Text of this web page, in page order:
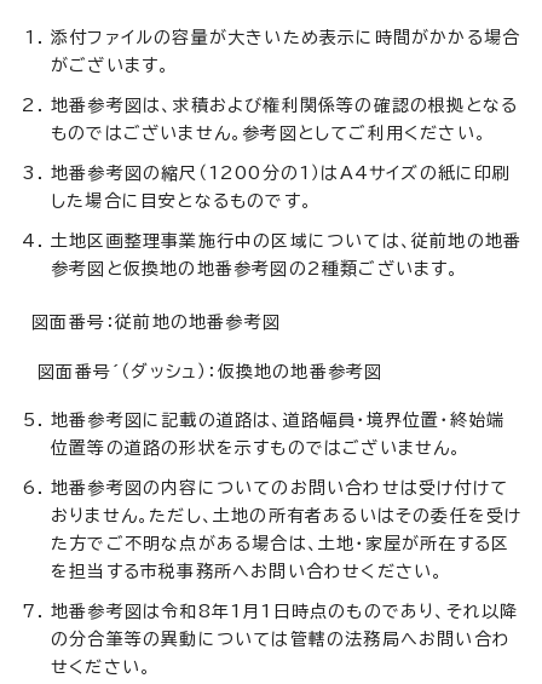
添付ファイルの容量が大きいため表示に時間がかかる場合
がございます。
地番参考図は、求積および権利関係等の確認の根拠となる
ものではございません。参考図としてご利用ください。
地番参考図の縮尺（1200分の1）はA4サイズの紙に印刷
した場合に目安となるものです。
土地区画整理事業施行中の区域については、従前地の地番
参考図と仮換地の地番参考図の2種類ございます。
図面番号：従前地の地番参考図
図面番号´（ダッシュ）：仮換地の地番参考図
地番参考図に記載の道路は、道路幅員・境界位置・終始端
位置等の道路の形状を示すものではございません。
地番参考図の内容についてのお問い合わせは受け付けて
おりません。ただし、土地の所有者あるいはその委任を受け
た方でご不明な点がある場合は、土地・家屋が所在する区
を担当する市税事務所へお問い合わせください。
地番参考図は令和8年1月1日時点のものであり、それ以降
の分合筆等の異動については管轄の法務局へお問い合わ
せください。